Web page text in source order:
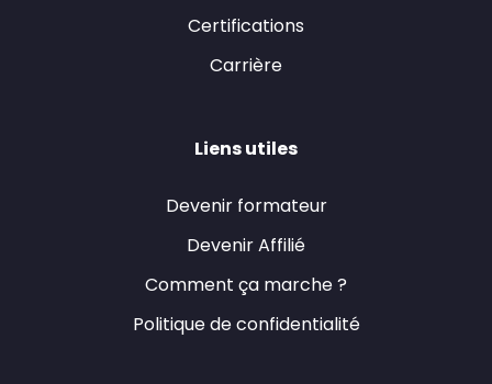
Certifications
Carrière
Liens utiles
Devenir formateur
Devenir Affilié
Comment ça marche ?
Politique de confidentialité